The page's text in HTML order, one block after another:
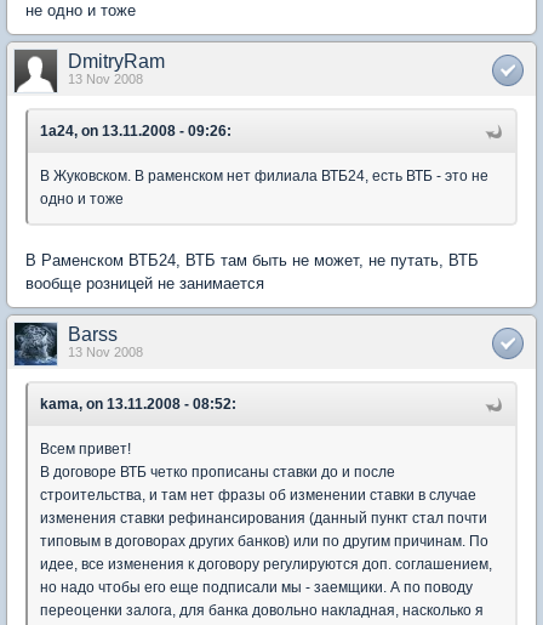
не одно и тоже
DmitryRam
13 Nov 2008
1a24, on 13.11.2008 - 09:26:
В Жуковском. В раменском нет филиала ВТБ24, есть ВТБ - это не
одно и тоже
В Раменском ВТБ24, ВТБ там быть не может, не путать, ВТБ
вообще розницей не занимается
Barss
13 Nov 2008
kama, on 13.11.2008 - 08:52:
Всем привет!
В договоре ВТБ четко прописаны ставки до и после
строительства, и там нет фразы об изменении ставки в случае
изменения ставки рефинансирования (данный пункт стал почти
типовым в договорах других банков) или по другим причинам. По
идее, все изменения к договору регулируются доп. соглашением,
но надо чтобы его еще подписали мы - заемщики. А по поводу
переоценки залога, для банка довольно накладная, насколько я